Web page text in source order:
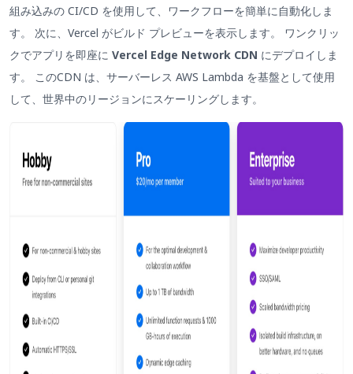
組み込みの CI/CD を使用して、ワークフローを簡単に自動化しま
す。 次に、Vercel がビルド プレビューを表示します。 ワンクリッ
クでアプリを即座に Vercel Edge Network CDN にデプロイしま
す。 このCDN は、サーバーレス AWS Lambda を基盤として使用
して、世界中のリージョンにスケーリングします。